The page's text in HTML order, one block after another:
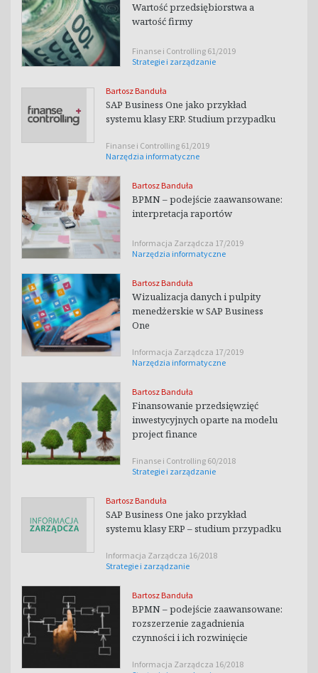
Wartość przedsiębiorstwa a
wartość firmy
Finanse i Controlling 61/2019
Strategie i zarządzanie
Bartosz Banduła
SAP Business One jako przykład
systemu klasy ERP. Studium przypadku
Finanse i Controlling 61/2019
Narzędzia informatyczne
Bartosz Banduła
BPMN – podejście zaawansowane:
interpretacja raportów
Informacja Zarządcza 17/2019
Narzędzia informatyczne
Bartosz Banduła
Wizualizacja danych i pulpity
menedżerskie w SAP Business
One
Informacja Zarządcza 17/2019
Narzędzia informatyczne
Bartosz Banduła
Finansowanie przedsięwzięć
inwestycyjnych oparte na modelu
project finance
Finanse i Controlling 60/2018
Strategie i zarządzanie
Bartosz Banduła
SAP Business One jako przykład
systemu klasy ERP – studium przypadku
Informacja Zarządcza 16/2018
Strategie i zarządzanie
Bartosz Banduła
BPMN – podejście zaawansowane:
rozszerzenie zagadnienia
czynności i ich rozwinięcie
Informacja Zarządcza 16/2018